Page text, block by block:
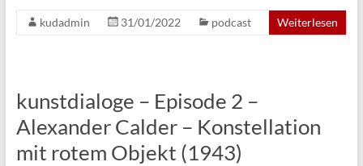
kudadmin 31/01/2022 podcast Weiterlesen
kunstdialoge – Episode 2 –
Alexander Calder – Konstellation
mit rotem Objekt (1943)